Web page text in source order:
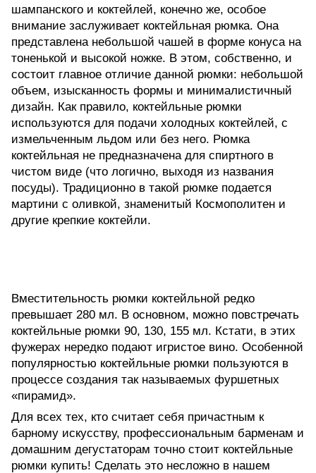
шампанского и коктейлей, конечно же, особое
внимание заслуживает коктейльная рюмка. Она
представлена небольшой чашей в форме конуса на
тоненькой и высокой ножке. В этом, собственно, и
состоит главное отличие данной рюмки: небольшой
объем, изысканность формы и минималистичный
дизайн. Как правило, коктейльные рюмки
используются для подачи холодных коктейлей, с
измельченным льдом или без него. Рюмка
коктейльная не предназначена для спиртного в
чистом виде (что логично, выходя из названия
посуды). Традиционно в такой рюмке подается
мартини с оливкой, знаменитый Космополитен и
другие крепкие коктейли.
Вместительность рюмки коктейльной редко
превышает 280 мл. В основном, можно повстречать
коктейльные рюмки 90, 130, 155 мл. Кстати, в этих
фужерах нередко подают игристое вино. Особенной
популярностью коктейльные рюмки пользуются в
процессе создания так называемых фуршетных
«пирамид».
Для всех тех, кто считает себя причастным к
барному искусству, профессиональным барменам и
домашним дегустаторам точно стоит коктейльные
рюмки купить! Сделать это несложно в нашем